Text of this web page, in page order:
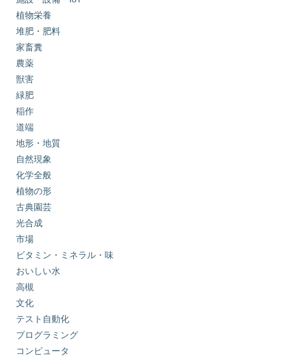
植物栄養
堆肥・肥料
家畜糞
農薬
獣害
緑肥
稲作
道端
地形・地質
自然現象
化学全般
植物の形
古典園芸
光合成
市場
ビタミン・ミネラル・味
おいしい水
高槻
文化
テスト自動化
プログラミング
コンピュータ